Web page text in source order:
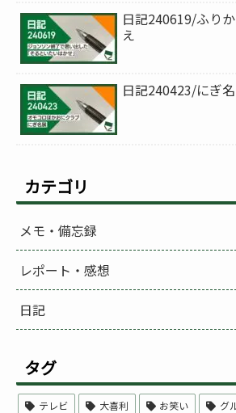
日記240619/ふり
え
日記240423/にぎ
カテゴリ
メモ・備忘録
レポート・感想
日記
タグ
テレビ 大喜利 お笑い グ